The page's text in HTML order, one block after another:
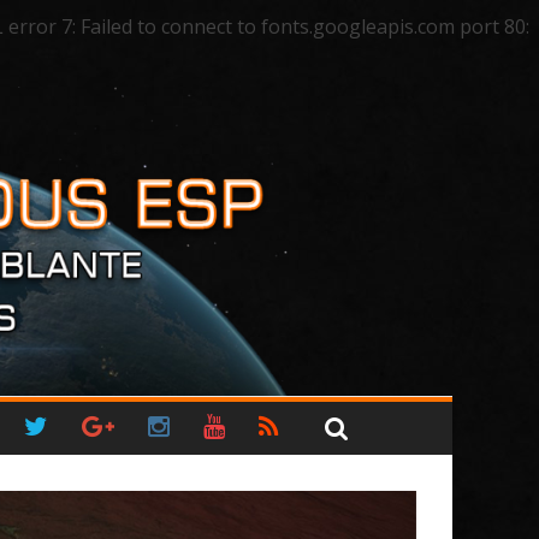
7: Failed to connect to fonts.googleapis.com port 80: